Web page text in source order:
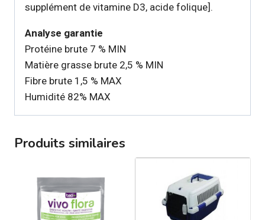
supplément de vitamine D3, acide folique].
Analyse garantie
Protéine brute 7 % MIN
Matière grasse brute 2,5 % MIN
Fibre brute 1,5 % MAX
Humidité 82% MAX
Produits similaires